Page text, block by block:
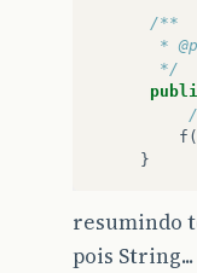
/**
*
       */
f (
}
resumindo
pois